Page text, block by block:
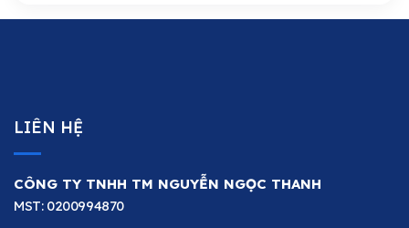
LIÊN HỆ
CÔNG TY TNHH TM NGUYỄN NGỌC THANH
MST: 0200994870